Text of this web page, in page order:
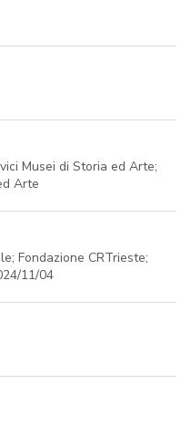
Musei di Storia ed Arte;
Arte
Fondazione CRTrieste;
11/04